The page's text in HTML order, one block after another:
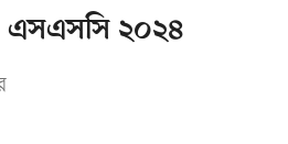
এসএসসি ২০২৪